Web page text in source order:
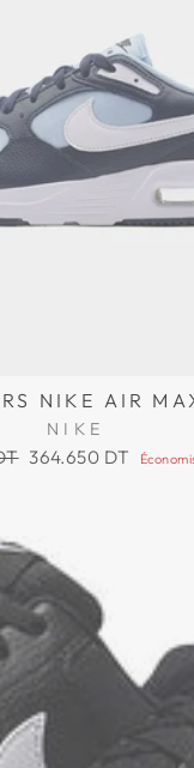
NIKE AIR
NIKE
Prix
364.650 DT